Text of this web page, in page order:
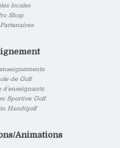
locales
Shop
de Golf
d’enseignants
Sportive Golf
Handigolf
Animations